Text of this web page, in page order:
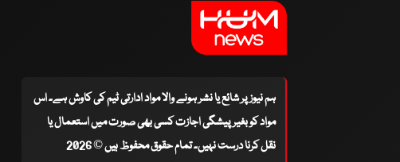
ہم نیوز پر شائع یا نشر ہونے والا مواد ادارتی ٹیم کی کاوش ہے۔ اس
مواد کو بغیر پیشگی اجازت کسی بھی صورت میں استعمال یا
نقل کرنا درست نہیں۔ تمام حقوق محفوظ ہیں © 2026